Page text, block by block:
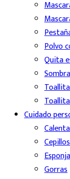
Polvo
Quita
Cuidado
Gorras